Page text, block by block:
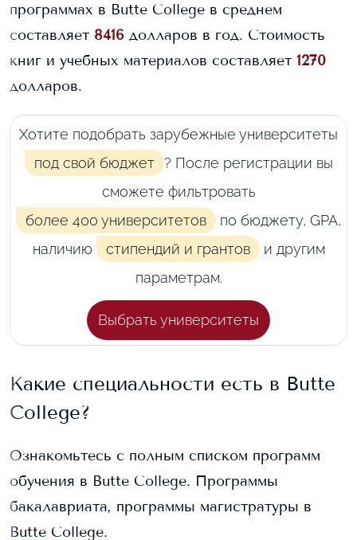
программах в Butte College в среднем
составляет 8416 долларов в год. Стоимость
книг и учебных материалов составляет 1270
долларов.
Хотите подобрать зарубежные университеты
под свой бюджет ? После регистрации вы
сможете фильтровать
более 400 университетов
по бюджету, GPA,
наличию
стипендий и грантов и другим
параметрам.
Выбрать университеты
Какие специальности есть в Butte
College?
Ознакомьтесь с полным списком программ
обучения в Butte College. Программы
бакалавриата, программы магистратуры в
Butte College.